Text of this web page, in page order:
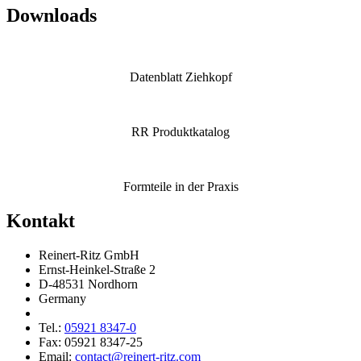
Downloads
Datenblatt Ziehkopf
RR Produkt­ka­talog
Formteile in der Praxis
Kontakt
Reinert-Ritz GmbH
Ernst-Heinkel-Straße 2
D-48531 Nordhorn
Germany
Tel.: 05921 8347-0
Fax: 05921 8347-25
Email: contact@reinert-ritz.com